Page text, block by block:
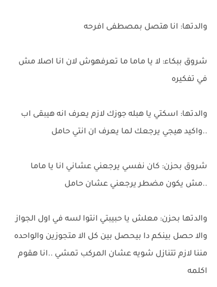
والدتها: انا هتصل بمصطفى افرحه
شروق ببكاء: لا يا ماما ما تعرفهوش لان انا اصلا مش
في تفكيره
والدتها: اسكتي يا هبله جوزك لازم يعرف انه هيبقى اب
..واكيد هيجي يرجعك لما يعرف ان انتي حامل
شروق بحزن: كان نفسي يرجعني عشاني انا يا ماما
..مش يكون مضطر يرجعني عشان حامل
والدتها بحزن: معلش يا حبيبتي انتوا لسه في اول الجواز
والا حصل بينكم دا بيحصل بين كل الا متجوزين والواحده
مننا لازم تتنازل شويه عشان المركب تمشي ..انا هقوم
اكلمه